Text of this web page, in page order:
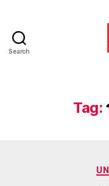
Search
Tag: